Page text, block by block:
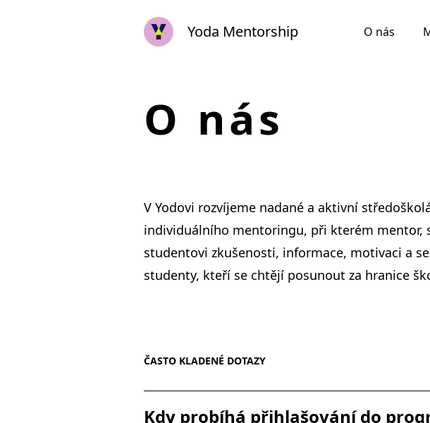
Yoda Mentorship O nás
O nás
V Yodovi rozvíjeme nadané a aktivní
individuálního mentoringu, při kterém mentor,
studentovi zkušenosti, informace, motivaci a
studenty, kteří se chtějí posunout za hranice
ČASTO KLADENÉ DOTAZY
Kdy probíhá přihlašování do